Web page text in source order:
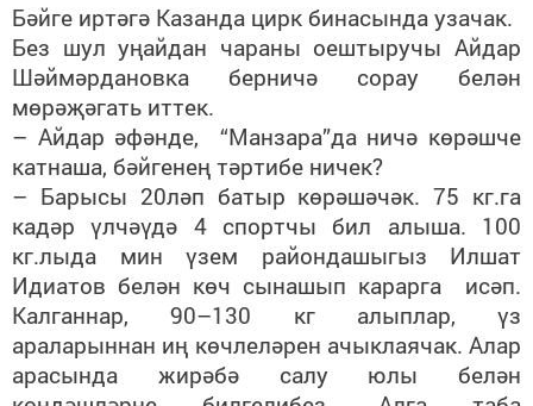
Бәйге иртәгә Казанда цирк бинасында узачак.
Без шул уңайдан чараны оештыручы Айдар
Шәймәрдановка берничә сорау белән
мөрәҗәгать иттек.
– Айдар әфәнде, “Манзара”да ничә көрәшче
катнаша, бәйгенең тәртибе ничек?
– Барысы 20ләп батыр көрәшәчәк. 75 кг.га
кадәр үлчәүдә 4 спортчы бил алыша. 100
кг.лыда мин үзем райондашыгыз Илшат
Идиатов белән көч сынашып карарга исәп.
Калганнар, 90–130 кг алыплар, үз
араларыннан иң көчлеләрен ачыклаячак. Алар
арасында жирәбә салу юлы белән